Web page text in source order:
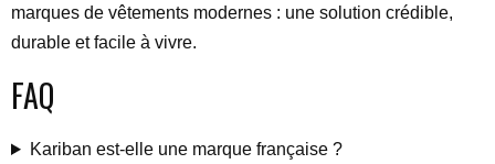
marques de vêtements modernes : une solution crédible,
durable et facile à vivre.
FAQ
Kariban est-elle une marque française ?